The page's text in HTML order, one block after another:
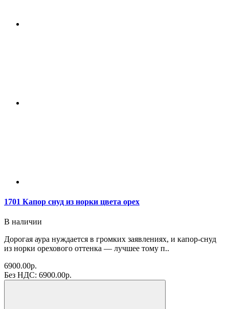
1701 Капор снуд из норки цвета орех
В наличии
Дорогая аура нуждается в громких заявлениях, и капор-снуд
из норки орехового оттенка — лучшее тому п..
6900.00р.
Без НДС: 6900.00р.